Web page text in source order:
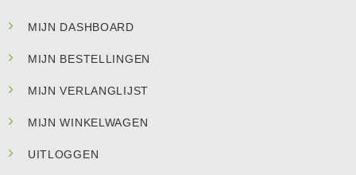
MIJN DASHBOARD
MIJN BESTELLINGEN
MIJN VERLANGLIJST
MIJN WINKELWAGEN
UITLOGGEN